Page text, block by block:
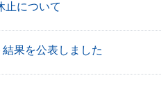
止について
果を公表しました